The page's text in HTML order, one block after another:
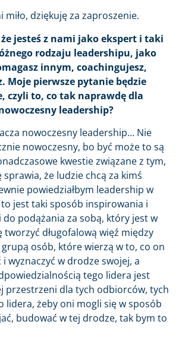
miło, dziękuję za zaproszenie.
że jesteś z nami jako ekspert i taki
rodzaju leadershipu, jako
innym, coachingujesz,
Moje pierwsze pytanie będzie
czyli to, co tak naprawdę dla
leadership?
nowoczesny leadership… Nie
nowoczesny, bo być może to są
kwestie związane z tym,
że ludzie chcą za kimś
powiedziałbym leadership w
to jest taki sposób inspirowania i
do podążania za sobą, który jest w
długofalową więź między
osób, które wierzą w to, co on
wyznaczyć w drodze swojej, a
tego lidera jest
przestrzeni dla tych odbiorców, tych
lidera, żeby oni mogli się w sposób
budować w tej drodze, tak bym to